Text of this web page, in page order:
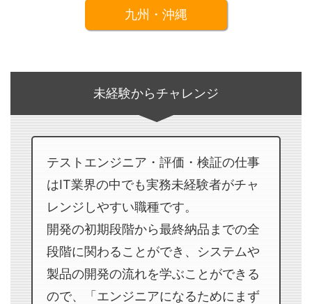
九州・沖縄
未経験からチャレンジ
テストエンジニア・評価・検証の仕事
はIT業界の中でも実務未経験者がチャ
レンジしやすい職種です。
開発の初期段階から最終納品までの全
段階に関わることができ、システムや
製品の開発の流れを学ぶことができる
ので、「エンジニアになるためにまず